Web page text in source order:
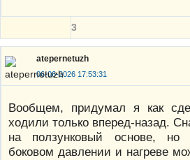
3
atepernetuzh
06-06-2026 17:53:31
Вообщем, придумал я как
ходили только вперед-назад.
на ползунковый основе,
боковом давлении и нагреве